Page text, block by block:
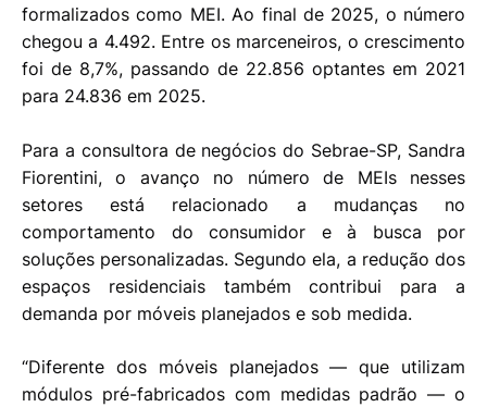
formalizados como MEI. Ao final de 2025, o número
chegou a 4.492. Entre os marceneiros, o crescimento
foi de 8,7%, passando de 22.856 optantes em 2021
para 24.836 em 2025.
Para a consultora de negócios do Sebrae-SP, Sandra
Fiorentini, o avanço no número de MEIs nesses
setores está relacionado a mudanças no
comportamento do consumidor e à busca por
soluções personalizadas. Segundo ela, a redução dos
espaços residenciais também contribui para a
demanda por móveis planejados e sob medida.
“Diferente dos móveis planejados — que utilizam
módulos pré-fabricados com medidas padrão — o